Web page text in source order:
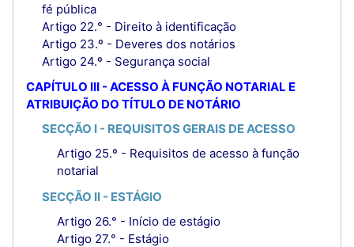
fé pública
Artigo 22.° - Direito à identificação
Artigo 23.º - Deveres dos notários
Artigo 24.º - Segurança social
CAPÍTULO III - ACESSO À FUNÇÃO NOTARIAL E
ATRIBUIÇÃO DO TÍTULO DE NOTÁRIO
SECÇÃO I - REQUISITOS GERAIS DE ACESSO
Artigo 25.º - Requisitos de acesso à função
notarial
SECÇÃO II - ESTÁGIO
Artigo 26.° - Início de estágio
Artigo 27.° - Estágio